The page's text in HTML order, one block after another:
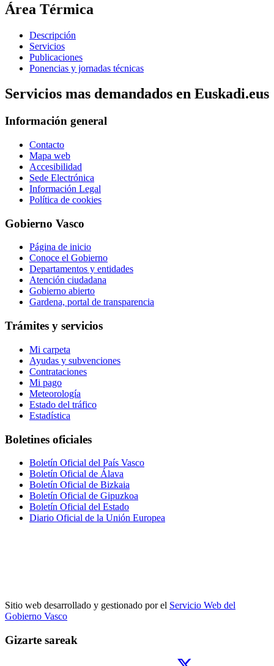
Área Térmica
Descripción
Servicios
Publicaciones
Ponencias y jornadas técnicas
Servicios mas demandados en Euskadi.eus
Información general
Contacto
Mapa web
Accesibilidad
Sede Electrónica
Información Legal
Política de cookies
Gobierno Vasco
Página de inicio
Conoce el Gobierno
Departamentos y entidades
Atención ciudadana
Gobierno abierto
Gardena, portal de transparencia
Trámites y servicios
Mi carpeta
Ayudas y subvenciones
Contrataciones
Mi pago
Meteorología
Estado del tráfico
Estadística
Boletines oficiales
Boletín Oficial del País Vasco
Boletín Oficial de Álava
Boletín Oficial de Bizkaia
Boletín Oficial de Gipuzkoa
Boletín Oficial del Estado
Diario Oficial de la Unión Europea
Sitio web desarrollado y gestionado por el Servicio Web del
Gobierno Vasco
Gizarte sareak